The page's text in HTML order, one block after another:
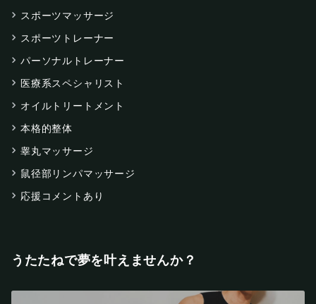
スポーツマッサージ
スポーツトレーナー
パーソナルトレーナー
医療系スペシャリスト
オイルトリートメント
本格的整体
睾丸マッサージ
鼠径部リンパマッサージ
応援コメントあり
うたたねで夢を叶えませんか？